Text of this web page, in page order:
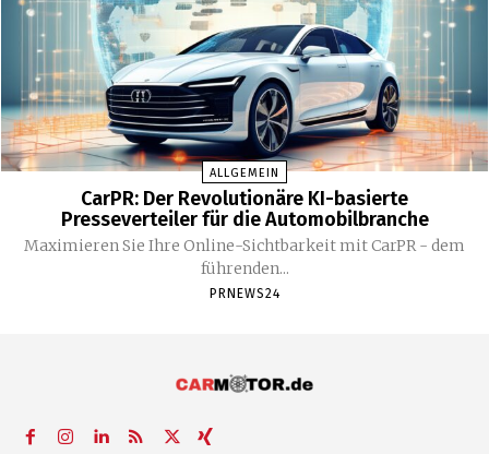
ALLGEMEIN
CarPR: Der Revolutionäre KI-basierte
Presseverteiler für die Automobilbranche
Maximieren Sie Ihre Online-Sichtbarkeit mit CarPR - dem
führenden...
PRNEWS24